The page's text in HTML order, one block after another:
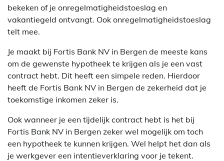
bekeken of je onregelmatigheidstoeslag en
vakantiegeld ontvangt. Ook onregelmatigheidstoeslag
telt mee.
Je maakt bij Fortis Bank NV in Bergen de meeste kans
om de gewenste hypotheek te krijgen als je een vast
contract hebt. Dit heeft een simpele reden. Hierdoor
heeft de Fortis Bank NV in Bergen de zekerheid dat je
toekomstige inkomen zeker is.
Ook wanneer je een tijdelijk contract hebt is het bij
Fortis Bank NV in Bergen zeker wel mogelijk om toch
een hypotheek te kunnen krijgen. Wel helpt het dan als
je werkgever een intentieverklaring voor je tekent.